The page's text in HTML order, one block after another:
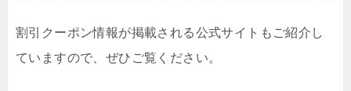
割引クーポン情報が掲載される公式サイトもご紹介し
ていますので、ぜひご覧ください。